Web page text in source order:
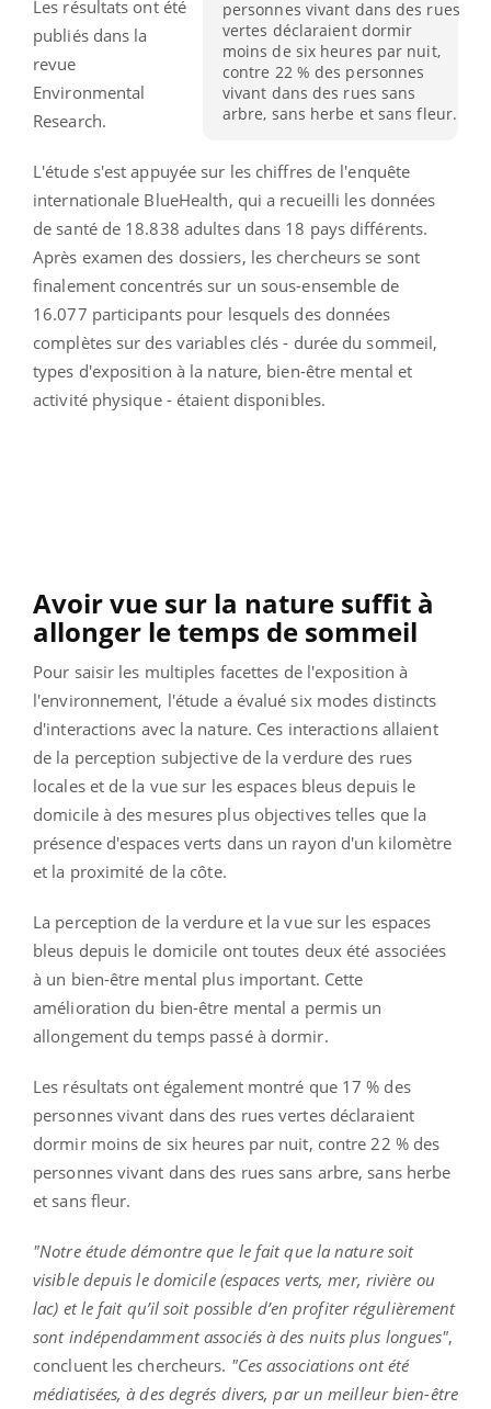
personnes vivant dans des rues
vertes déclaraient dormir
moins de six heures par nuit,
contre 22 % des personnes
vivant dans des rues sans
arbre, sans herbe et sans fleur.
Les résultats ont été
publiés dans la
revue
Environmental
Research.
L'étude s'est appuyée sur les chiffres de l'enquête
internationale BlueHealth, qui a recueilli les données
de santé de 18.838 adultes dans 18 pays différents.
Après examen des dossiers, les chercheurs se sont
finalement concentrés sur un sous-ensemble de
16.077 participants pour lesquels des données
complètes sur des variables clés - durée du sommeil,
types d'exposition à la nature, bien-être mental et
activité physique - étaient disponibles.
Avoir vue sur la nature suffit à
allonger le temps de sommeil
Pour saisir les multiples facettes de l'exposition à
l'environnement, l'étude a évalué six modes distincts
d'interactions avec la nature. Ces interactions allaient
de la perception subjective de la verdure des rues
locales et de la vue sur les espaces bleus depuis le
domicile à des mesures plus objectives telles que la
présence d'espaces verts dans un rayon d'un kilomètre
et la proximité de la côte.
La perception de la verdure et la vue sur les espaces
bleus depuis le domicile ont toutes deux été associées
à un bien-être mental plus important. Cette
amélioration du bien-être mental a permis un
allongement du temps passé à dormir.
Les résultats ont également montré que 17 % des
personnes vivant dans des rues vertes déclaraient
dormir moins de six heures par nuit, contre 22 % des
personnes vivant dans des rues sans arbre, sans herbe
et sans fleur.
"Notre étude démontre que le fait que la nature soit
visible depuis le domicile (espaces verts, mer, rivière ou
lac) et le fait qu’il soit possible d’en profiter régulièrement
sont indépendamment associés à des nuits plus longues",
concluent les chercheurs. "Ces associations ont été
médiatisées, à des degrés divers, par un meilleur bien-être